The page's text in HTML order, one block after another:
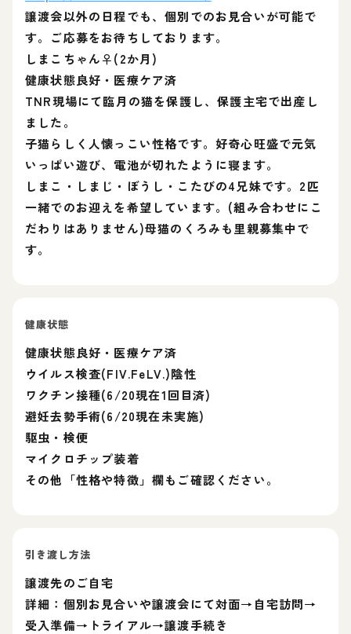
譲渡会以外の日程でも、個別でのお見合いが可能で
す。ご応募をお待ちしております。
しまこちゃん♀(2か月)
健康状態良好・医療ケア済
TNR現場にて臨月の猫を保護し、保護主宅で出産し
ました。
子猫らしく人懐っこい性格です。好奇心旺盛で元気
いっぱい遊び、電池が切れたように寝ます。
しまこ・しまじ・ぼうし・こたびの4兄妹です。2匹
一緒でのお迎えを希望しています。(組み合わせにこ
だわりはありません)母猫のくろみも里親募集中で
す。
健康状態
健康状態良好・医療ケア済
ウイルス検査(FIV.FeLV.)陰性
ワクチン接種(6/20現在1回目済)
避妊去勢手術(6/20現在未実施)
駆虫・検便
マイクロチップ装着
その他「性格や特徴」欄もご確認ください。
引き渡し方法
譲渡先のご自宅
詳細：個別お見合いや譲渡会にて対面→自宅訪問→
受入準備→トライアル→譲渡手続き